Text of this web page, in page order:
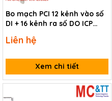
Bo mạch PCI 12 kênh vào số
DI + 16 kênh ra số DO ICP
Liên hệ
Xem chi tiết